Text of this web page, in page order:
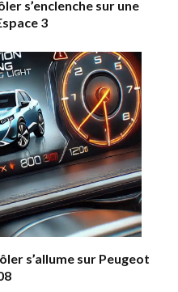
s’enclenche sur une
3
s’allume sur Peugeot